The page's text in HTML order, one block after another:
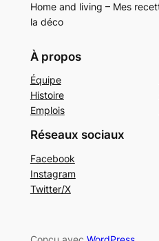
Home and living – Mes
la déco
À propos
Équipe
Histoire
Emplois
Réseaux sociaux
Facebook
Instagram
Twitter/X